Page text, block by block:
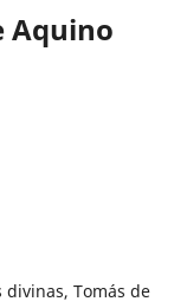
Aquino
divinas, Tomás de